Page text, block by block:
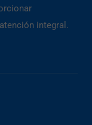
integral.